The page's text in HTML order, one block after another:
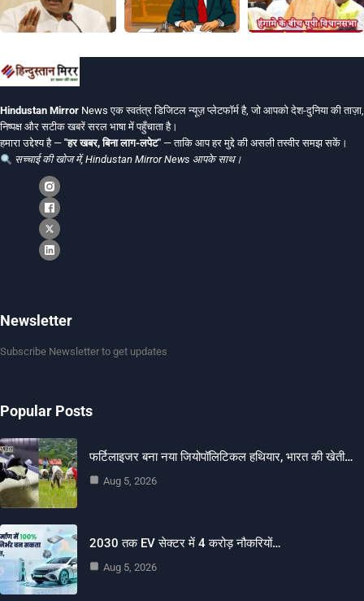
Hindustan Mirror News एक स्वतंत्र डिजिटल न्यूज़ प्लेटफॉर्म है, जो आपको देश-दुनिया की ताज़ा,
निष्पक्ष और सटीक खबरें सरल भाषा में पहुँचाता है।
हमारा उद्देश्य है — "हर खबर, बिना लाग-लपेट" — ताकि आप हर मुद्दे की असली तस्वीर समझ सकें।
सच्चाई की खोज में, Hindustan Mirror News आपके साथ।
Newsletter
Subscribe Newsletter to get updates
Popular Posts
फर्टिलाइजर बना नया जियोपॉलिटिकल हथियार, भारत की खेती…
Aug 5, 2026
2030 तक EV सेक्टर में 4 करोड़ नौकरियों…
Aug 5, 2026